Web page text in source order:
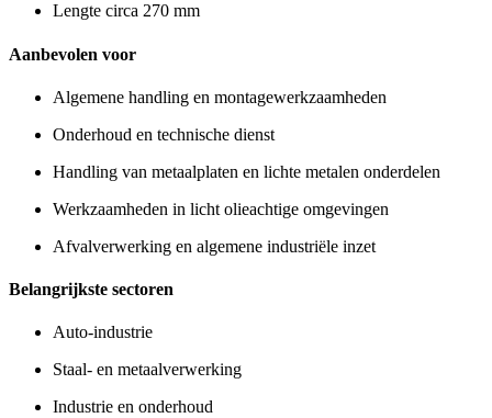
Lengte circa 270 mm
Aanbevolen voor
Algemene handling en montagewerkzaamheden
Onderhoud en technische dienst
Handling van metaalplaten en lichte metalen onderdelen
Werkzaamheden in licht olieachtige omgevingen
Afvalverwerking en algemene industriële inzet
Belangrijkste sectoren
Auto-industrie
Staal- en metaalverwerking
Industrie en onderhoud